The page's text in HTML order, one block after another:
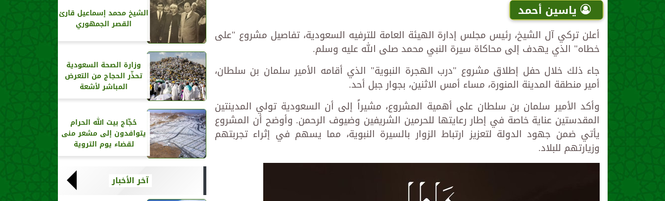
ياسين أحمد
أعلن تركي آل الشيخ، رئيس مجلس إدارة الهيئة العامة للترفيه السعودية، تفاصيل مشروع "على
خطاه" الذي يهدف إلى محاكاة سيرة النبي محمد صلى الله عليه وسلم.
جاء ذلك خلال حفل إطلاق مشروع "درب الهجرة النبوية" الذي أقامه الأمير سلمان بن سلطان،
أمير منطقة المدينة المنورة، مساء أمس الاثنين، بجوار جبل أحد.
وأكد الأمير سلمان بن سلطان على أهمية المشروع، مشيراً إلى أن السعودية تولي المدينتين
المقدستين عناية خاصة في إطار رعايتها للحرمين الشريفين وضيوف الرحمن. وأوضح أن المشروع
يأتي ضمن جهود الدولة لتعزيز ارتباط الزوار بالسيرة النبوية، مما يسهم في إثراء تجربتهم
وزيارتهم للبلاد.
الشيخ محمد إسماعيل قارئ
القصر الجمهوري
وزارة الصحة السعودية
تحذّر الحجاج من التعرض
المباشر لأشعة
حُجِّاج بيت الله الحرام
يتوافدون إلى مشعر منى
لقضاء يوم التروية
آخر الأخبار